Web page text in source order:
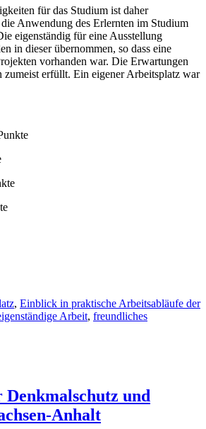
für das Studium ist daher
Anwendung des Erlernten im Studium
eigenständig für eine Ausstellung
in dieser übernommen, so dass eine
vorhanden war. Die Erwartungen
zumeist erfüllt. Ein eigener Arbeitsplatz war
, Einblick in praktische Arbeitsabläufe der
Arbeit, freundliches
und
Anhalt